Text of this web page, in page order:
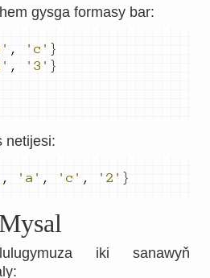
gysga formasy bar:
, 'c' }
, '3' }
netijesi:
, 'a' , 'c' , '2' }
Mysal
iki sanawyň